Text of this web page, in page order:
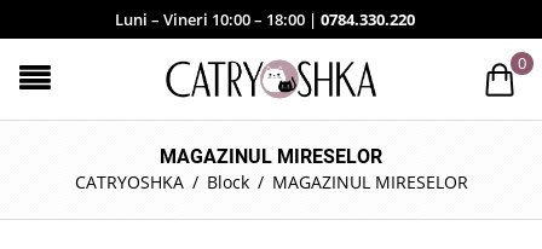
Luni – Vineri 10:00 – 18:00 | 0784.330.220
0
MAGAZINUL MIRESELOR
CATRYOSHKA / Block / MAGAZINUL MIRESELOR